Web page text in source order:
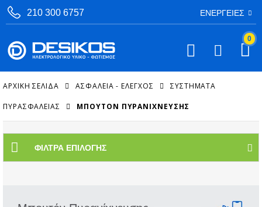
210 300 6757 ΕΝΈΡΓΕΙΕΣ
0
ΑΡΧΙΚΉ ΣΕΛΊΔΑ ΑΣΦΑΛΕΙΑ - ΕΛΕΓΧΟΣ ΣΥΣΤΉΜΑΤΑ
ΠΥΡΑΣΦΆΛΕΙΑΣ ΜΠΟΥΤΌΝ ΠΥΡΑΝΊΧΝΕΥΣΗΣ
ΦΊΛΤΡΑ ΕΠΙΛΟΓΉΣ